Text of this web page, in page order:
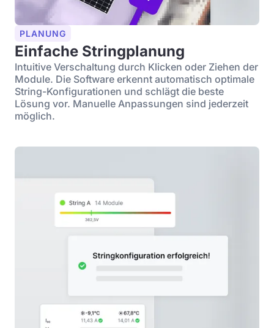
PLANUNG
Einfache Stringplanung
Intuitive Verschaltung durch Klicken oder Ziehen der
Module. Die Software erkennt automatisch optimale
String-Konfigurationen und schlägt die beste
Lösung vor. Manuelle Anpassungen sind jederzeit
möglich.